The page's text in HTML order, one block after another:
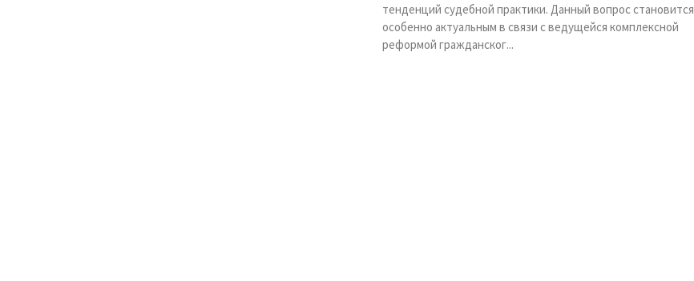
тенденций судебной практики. Данный вопрос становится
особенно актуальным в связи с ведущейся комплексной
реформой гражданског...